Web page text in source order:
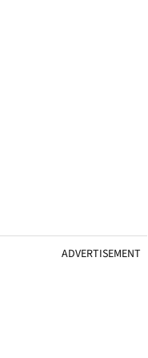
ADVERTISEMENT